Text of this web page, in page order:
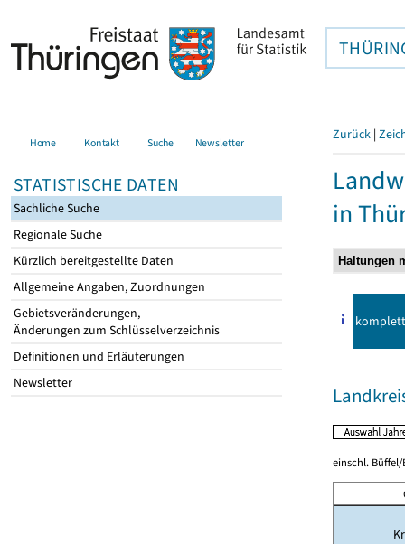
Home Kontakt Suche Newsletter
STATISTISCHE DATEN
Sachliche Suche
Regionale Suche
Kürzlich bereitgestellte Daten
Allgemeine Angaben, Zuordnungen
Gebietsveränderungen,
Änderungen zum Schlüsselverzeichnis
Definitionen und Erläuterungen
Newsletter
Zurück |
in
komplett
einschl. Büffel/